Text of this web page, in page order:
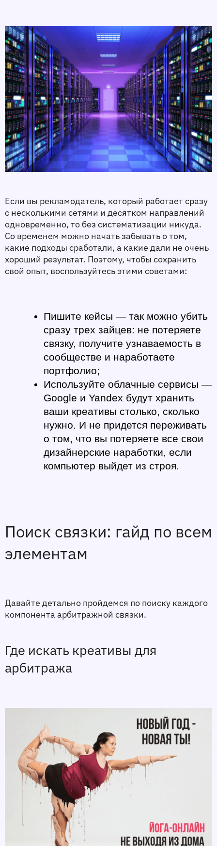
Если вы рекламодатель, который работает сразу
с несколькими сетями и десятком направлений
одновременно, то без систематизации никуда.
Со временем можно начать забывать о том,
какие подходы сработали, а какие дали не очень
хороший результат. Поэтому, чтобы сохранить
свой опыт, воспользуйтесь этими советами:
Пишите кейсы — так можно убить
сразу трех зайцев: не потеряете
связку, получите узнаваемость в
сообществе и наработаете
портфолио;
Используйте облачные сервисы —
Google и Yandex будут хранить
ваши креативы столько, сколько
нужно. И не придется переживать
о том, что вы потеряете все свои
дизайнерские наработки, если
компьютер выйдет из строя.
Поиск связки: гайд по всем
элементам
Давайте детально пройдемся по поиску каждого
компонента арбитражной связки.
Где искать креативы для
арбитража